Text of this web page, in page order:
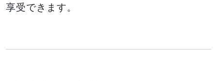
享受できます。